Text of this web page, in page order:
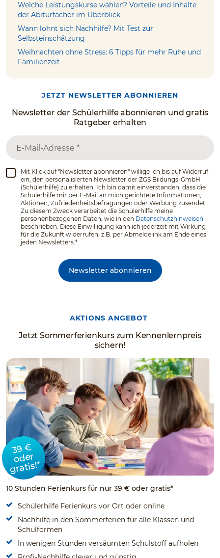
Welche Leistungskurse wählen? Vorteile und Inhalte
der Abiturfächer im Überblick
Wann lohnt sich Nachhilfe? Mit Test zur
Selbsteinschätzung
Weihnachten ohne Stress: 6 Tipps für mehr Ruhe und
Familienzeit
JETZT NEWSLETTER ABONNIEREN
Newsletter der Schülerhilfe abonnieren und gratis
Ratgeber erhalten
Mit Klick auf "Newsletter abonnieren" willige ich bis auf Widerruf
ein, den personalisierten Newsletter der ZGS Bildungs-GmbH
(Schülerhilfe) zu erhalten. Ich bin damit einverstanden, dass die
Schülerhilfe mir per E-Mail an mich gerichtete Informationen,
Aktionen, Zufriedenheitsbefragungen oder Werbung zusendet.
Zu diesem Zweck verarbeitet die Schülerhilfe meine
personenbezogenen Daten, wie in den Datenschutzhinweisen
beschrieben. Diese Einwilligung kann ich jederzeit mit Wirkung
für die Zukunft widerrufen, z.B. per Abmeldelink am Ende eines
jeden Newsletters.*
Newsletter abonnieren
AKTIONS ANGEBOT
Jetzt Sommerferienkurs zum Kennenlernpreis
sichern!
39 €
oder
gratis!*
10 Stunden Ferienkurs für nur 39 € oder gratis*
Schülerhilfe Ferienkurs vor Ort oder online
Nachhilfe in den Sommerferien für alle Klassen und
Schulformen
In wenigen Stunden versäumten Schulstoff aufholen